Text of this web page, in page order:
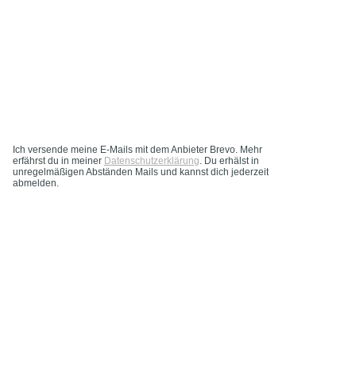
Ich versende meine E-Mails mit dem Anbieter Brevo. Mehr
erfährst du in meiner Datenschutzerklärung . Du erhälst in
unregelmäßigen Abständen Mails und kannst dich jederzeit
abmelden.